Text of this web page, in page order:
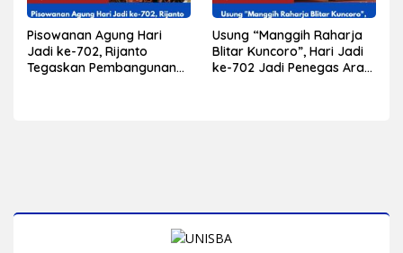
Pisowanan Agung Hari
Jadi ke-702, Rijanto
Tegaskan Pembangunan
Usung “Manggih Raharja
Blitar Kuncoro”, Hari Jadi
ke-702 Jadi Penegas Arah